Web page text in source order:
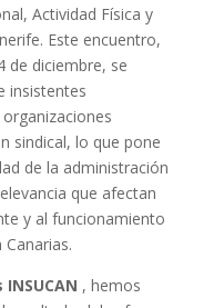
Actividad Física y
Este encuentro,
de diciembre, se
insistentes
sindical, lo que pone
de la administración
que afectan
y al funcionamiento
, hemos